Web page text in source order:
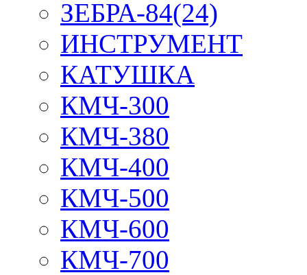
ЗЕБРА-84(24)
ИНСТРУМЕНТ
КАТУШКА
КМЧ-300
КМЧ-380
КМЧ-400
КМЧ-500
КМЧ-600
КМЧ-700